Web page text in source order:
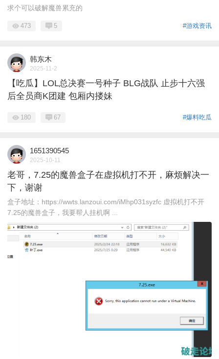
求个可以破解魔兽累充的
#游戏资讯
473 5
韩东木
2025-11-2
【吃瓜】LOL总决赛一号种子 BLG战队 止步十六强
后全员商K团建 包厢内搂妹
#爆料吃瓜
180 67
1651390545
2025-10-11
老哥，7.25的魔兽盒子在虚拟机打不开，麻烦解决一
下，谢谢
盒子地址：https://wwts.lanzoui.com/iMhp031syzfc 虚拟机打不开
7.25的魔兽盒子，我要帮人挂机啊 ...